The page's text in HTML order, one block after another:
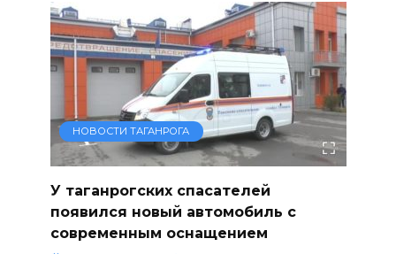
НОВОСТИ ТАГАНРОГА
У таганрогских спасателей
появился новый автомобиль с
современным оснащением